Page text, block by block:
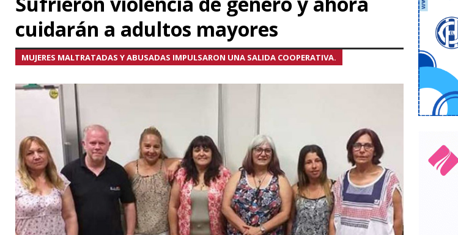
cuidarán a adultos mayores
MUJERES MALTRATADAS Y ABUSADAS IMPULSARON UNA SALIDA COOPERATIVA.